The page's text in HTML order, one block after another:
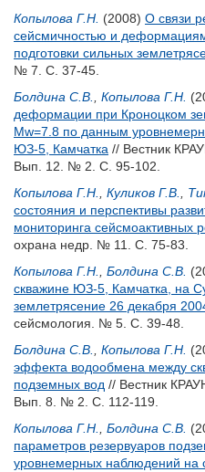
Копылова Г.Н. (2008) О связи
сейсмичностью и
подготовки сильных
№ 7. С. 37-45.
Болдина С.В.
Копылова Г.Н.
деформации при Кроноцком
Мw=7.8 по данным
ЮЗ-5, Камчатка // Вестник
Вып. 12. № 2. С. 95-102.
Копылова Г.Н.
Куликов Г.В.
состояния и перспективы
мониторинга сейсмоактивных
охрана недр. № 11. С. 75-83.
Копылова Г.Н.
Болдина С.В.
скважине ЮЗ-5, Камчатка, на
землетрясение 26 декабря
сейсмология. № 5. С. 39-48.
Болдина С.В.
Копылова Г.Н.
эффекта водообмена между
подземных вод // Вестник
Вып. 8. № 2. С. 112-119.
Копылова Г.Н.
Болдина С.В.
параметров резервуаров
уровнемерных наблюдений на